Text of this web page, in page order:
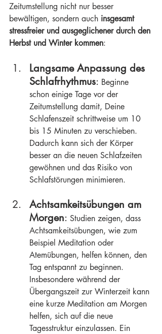
Zeitumstellung nicht nur besser
bewältigen, sondern auch insgesamt
stressfreier und ausgeglichener durch den
Herbst und Winter kommen:
Langsame Anpassung des
Schlafrhythmus: Beginne
schon einige Tage vor der
Zeitumstellung damit, Deine
Schlafenszeit schrittweise um 10
bis 15 Minuten zu verschieben.
Dadurch kann sich der Körper
besser an die neuen Schlafzeiten
gewöhnen und das Risiko von
Schlafstörungen minimieren.
Achtsamkeitsübungen am
Morgen: Studien zeigen, dass
Achtsamkeitsübungen, wie zum
Beispiel Meditation oder
Atemübungen, helfen können, den
Tag entspannt zu beginnen.
Insbesondere während der
Übergangszeit zur Winterzeit kann
eine kurze Meditation am Morgen
helfen, sich auf die neue
Tagesstruktur einzulassen. Ein